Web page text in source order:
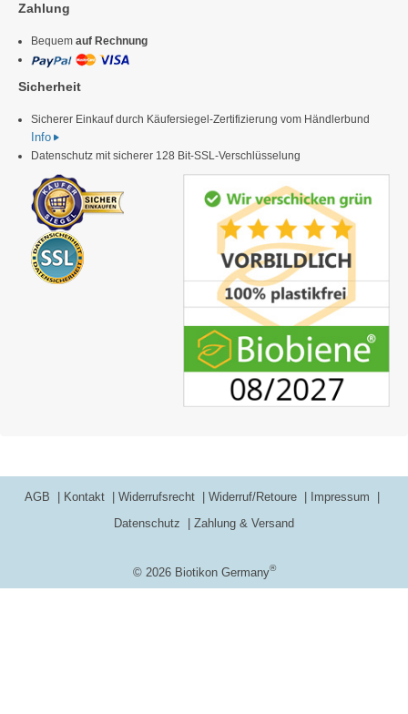
Zahlung
Bequem auf Rechnung
Sicherheit
Sicherer Einkauf durch Käufersiegel-Zertifizierung vom Händlerbund
Info
Datenschutz mit sicherer 128 Bit-SSL-Verschlüsselung
© 2026 Biotikon Germany®
AGB Kontakt Widerrufsrecht Widerruf/Retoure
Impressum
Datenschutz
Zahlung & Versand